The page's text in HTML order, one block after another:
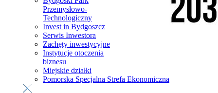
Przemysłowo-
Technologiczny
Invest in Bydgoszcz
Serwis Inwestora
Zachęty inwestycyjne
Instytucje otoczenia
biznesu
Miejskie działki
Pomorska Specjalna Strefa Ekonomiczna